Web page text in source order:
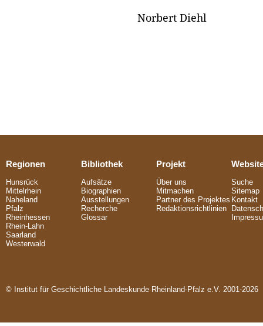
Norbert Diehl
Regionen
Hunsrück
Mittelrhein
Naheland
Pfalz
Rheinhessen
Rhein-Lahn
Saarland
Westerwald
Bibliothek
Aufsätze
Biographien
Ausstellungen
Recherche
Glossar
Projekt
Über uns
Mitmachen
Partner des Projektes
Redaktionsrichtlinien
Suche
Sitemap
Kontakt
© Institut für Geschichtliche Landeskunde Rheinland-Pfalz e.V. 2001-2026